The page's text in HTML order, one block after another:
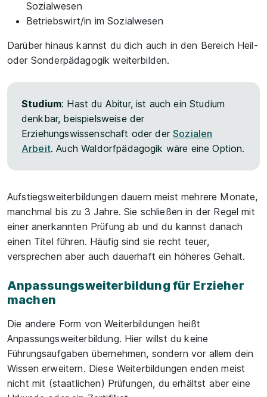
Sozialwesen
Betriebswirt/in im Sozialwesen
Darüber hinaus kannst du dich auch in den Bereich Heil-
oder Sonderpädagogik weiterbilden.
Studium: Hast du Abitur, ist auch ein Studium
denkbar, beispielsweise der
Erziehungswissenschaft oder derSozialen
Arbeit. Auch Waldorfpädagogik wäre eine Option.
Aufstiegsweiterbildungen dauern meist mehrere Monate,
manchmal bis zu 3 Jahre. Sie schließen in der Regel mit
einer anerkannten Prüfung ab und du kannst danach
einen Titel führen. Häufig sind sie recht teuer,
versprechen aber auch dauerhaft ein höheres Gehalt.
Anpassungsweiterbildung für Erzieher
machen
Die andere Form von Weiterbildungen heißt
Anpassungsweiterbildung. Hier willst du keine
Führungsaufgaben übernehmen, sondern vor allem dein
Wissen erweitern. Diese Weiterbildungen enden meist
nicht mit (staatlichen) Prüfungen, du erhältst aber eine